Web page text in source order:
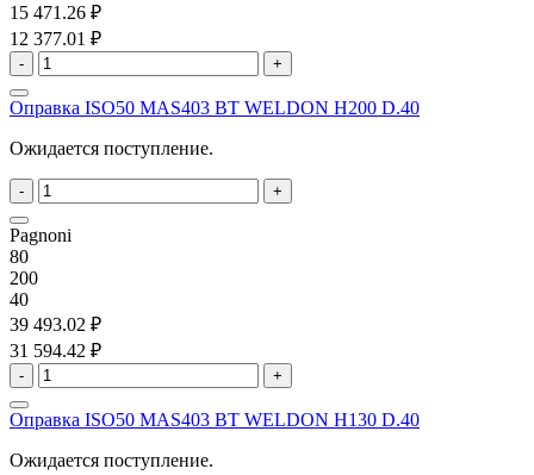
15 471.26 ₽
12 377.01 ₽
- +
Оправка ISO50 MAS403 BT WELDON H200 D.40
Ожидается поступление.
- +
Pagnoni
80
200
40
39 493.02 ₽
31 594.42 ₽
- +
Оправка ISO50 MAS403 BT WELDON H130 D.40
Ожидается поступление.